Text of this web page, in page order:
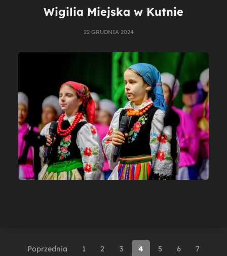
Wigilia Miejska w Kutnie
22 GRUDNIA 2024
Poprzednia 1 2 3 4 5 6
7